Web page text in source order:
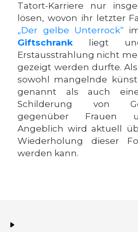
Tatort-Karriere nur
lösen, wovon ihr letzter
„Der gelbe Unterrock“
Giftschrank liegt
Erstausstrahlung nicht
gezeigt werden durfte.
sowohl mangelnde
genannt als auch
Schilderung von
gegenüber Frauen
Angeblich wird aktuell
Wiederholung dieser
werden kann.